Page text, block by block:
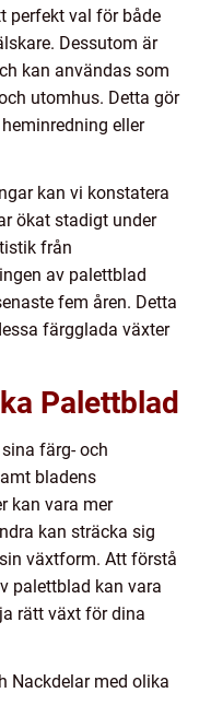
perfekt val för både
Dessutom är
kan användas som
utomhus. Detta gör
eller
kan vi konstatera
ökat stadigt under
från
av palettblad
fem åren. Detta
färgglada växter
Palettblad
färg- och
bladens
kan vara mer
kan sträcka sig
växtform. Att förstå
palettblad kan vara
rätt växt för dina
Nackdelar med olika